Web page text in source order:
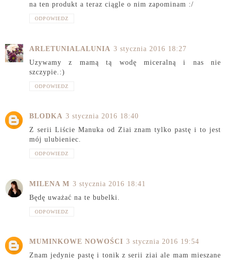
na ten produkt a teraz ciągle o nim zapominam :/
ODPOWIEDZ
ARLETUNIALALUNIA 3 stycznia 2016 18:27
Uzywamy z mamą tą wodę miceralną i nas nie
szczypie.:)
ODPOWIEDZ
BLODKA 3 stycznia 2016 18:40
Z serii Liście Manuka od Ziai znam tylko pastę i to jest
mój ulubieniec.
ODPOWIEDZ
MILENA M 3 stycznia 2016 18:41
Będę uważać na te bubelki.
ODPOWIEDZ
MUMINKOWE NOWOŚCI 3 stycznia 2016 19:54
Znam jedynie pastę i tonik z serii ziai ale mam mieszane